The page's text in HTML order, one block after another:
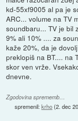
kd-55xf9005 al pa je
ARC... volume na TV
soundbaru... TV je bil
9% ali 10% .... za
kaže 20%, da je
preklopiš na BT.... na
skor ven vrže.
dnevne.
Zgodovina sprememb…
spremenil:krho(2. dec